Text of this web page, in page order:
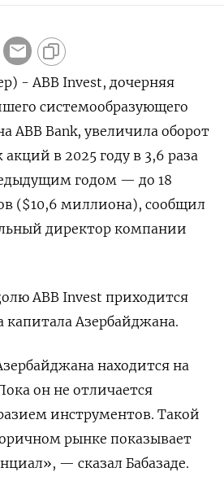
- ABB Invest, дочерняя
системообразующего
ABB Bank, увеличила оборот
в 2025 году в 3,6 раза
годом — до 18
($10,6 миллиона), сообщил
директор компании
ABB Invest приходится
капитала Азербайджана.
находится ​на
⁠он не отличается
инструментов. Такой
рынке показывает
— сказал Бабазаде.